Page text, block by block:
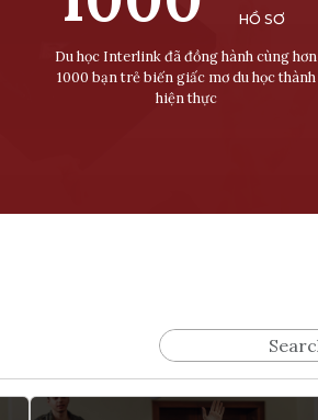
HỒ SƠ
Du học Interlink đã đồng hành cùng hơn
1000 bạn trẻ biến giấc mơ du học thành
hiện thực